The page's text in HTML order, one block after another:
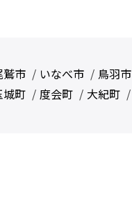
鷲市 いなべ市 鳥羽市
城町 度会町 大紀町